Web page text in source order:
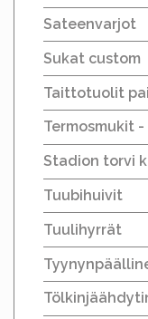
Sateenvarjot
Sukat custom
Taittotuolit
Termosmukit
Stadion torvi
Tuubihuivit
Tuulihyrrät